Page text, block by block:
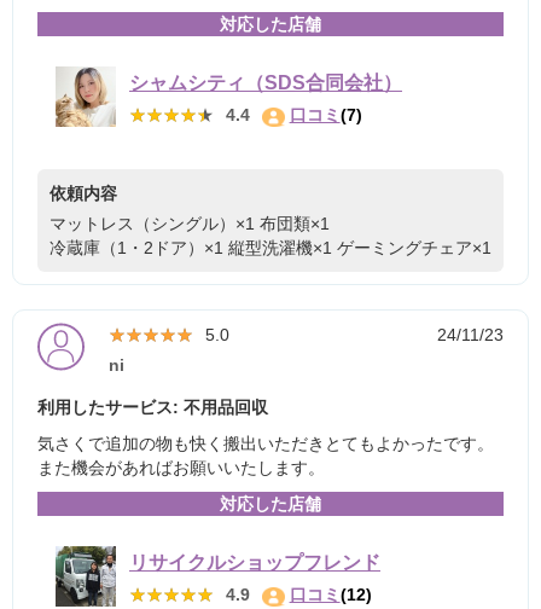
対応した店舗
シャムシティ（SDS合同会社）
★★★★★
★★★★★ 4.4 口コミ(7)
依頼内容
マットレス（シングル）×1 布団類×1
冷蔵庫（1・2ドア）×1 縦型洗濯機×1 ゲーミングチェア×1
★★★★★
★★★★★ 5.0
24/11/23
ni
利用したサービス: 不用品回収
気さくで追加の物も快く搬出いただきとてもよかったです。
また機会があればお願いいたします。
対応した店舗
リサイクルショップフレンド
★★★★★
★★★★★ 4.9 口コミ(12)